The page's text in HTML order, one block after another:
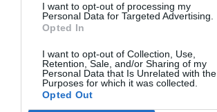
I want to opt-out of processing my
Personal Data for Targeted Advertising.
Opted In
I want to opt-out of Collection, Use,
Retention, Sale, and/or Sharing of my
Personal Data that Is Unrelated with the
Purposes for which it was collected.
Opted Out
Χρήσιμες σελίδες
E-SHOP